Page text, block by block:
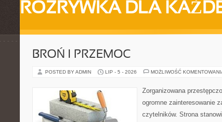
ROZRYWKA DLA
BROŃ I PRZEMOC
POSTED BY ADMIN LIP - 5 - 2026 MOŻLIWOŚĆ
Zorganizowana
ogromne zainteresowanie
czytelników. Strona